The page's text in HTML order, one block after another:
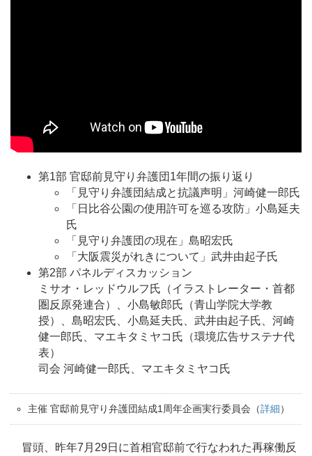
第1部 官邸前見守り弁護団1年間の振り返り
「見守り弁護団結成と抗議声明」河崎健一郎氏
「日比谷公園の使用許可を巡る攻防」小島延夫
氏
「見守り弁護団の現在」島昭宏氏
「大阪震災がれきについて」武井由起子氏
第2部 パネルディスカッション
ミサオ・レッドウルフ氏（イラストレーター・首都
圏反原発連合）、小島敏郎氏（青山学院大学教
授）、島昭宏氏、小島延夫氏、武井由起子氏、河崎
健一郎氏、マエキタミヤコ氏（環境広告サステナ代
表）
司会 河崎健一郎氏、マエキタミヤコ氏
主催 官邸前見守り弁護団結成1周年企画実行委員会（詳細）
冒頭、昨年7月29日に首相官邸前で行なわれた再稼働反